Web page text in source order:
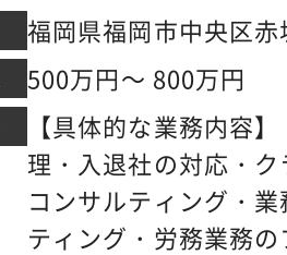
ン施策の企画・労務
推進※物流事業の基
ンとして、労務領域
担っていただきます
福岡県福岡市中央区
坂5階
500万円～ 800万円
【具体的な業務内容
理・入退社の対応・
コンサルティング・
ティング・労務業務